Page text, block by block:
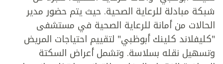
شبكة مبادلة للرعاية الصحية. حيث يتم حضور مدير
الحالات من أمانة للرعاية الصحية في مستشفى
"كليفلاند كلينك أبوظبي" لتقييم احتياجات المريض
وتسهيل نقله بسلاسة. وتشمل أعراض السكتة